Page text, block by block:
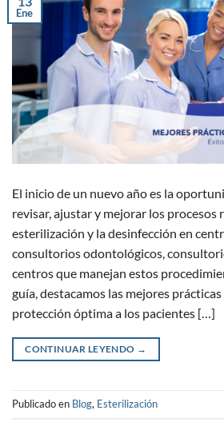
Ene
El inicio de un nuevo año es la
revisar, ajustar y mejorar los procesos
esterilización y la desinfección en
consultorios odontológicos,
centros que manejan estos
guía, destacamos las mejores
protección óptima a los pacientes […]
CONTINUAR LEYENDO →
Publicado en Blog, Esterilización